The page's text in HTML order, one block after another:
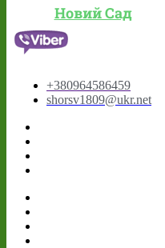
Новий Сад
+380964586459
shorsv1809@ukr.net